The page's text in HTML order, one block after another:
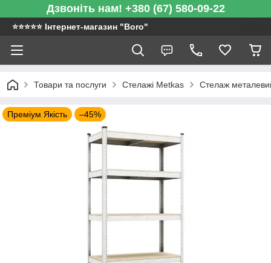
Дзвоніть нам! +380 (67) 580-09-22
⭐️⭐️⭐️⭐️⭐️ Інтернет-магазин "Boro"
Товари та послуги Стелажі Metkas Стелаж
Преміум Якість –45%